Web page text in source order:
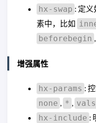
hx-swap : 定
素中，比如
beforebegin ,
增强属性
hx-params :
none , * , vals
hx-include :